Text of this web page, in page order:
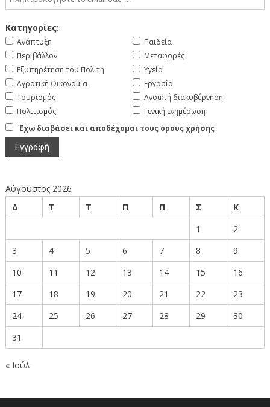
Κατηγορίες:
Ανάπτυξη
Περιβάλλον
Εξυπηρέτηση του Πολίτη
Αγροτική Οικονομία
Τουρισμός
Πολιτισμός
Παιδεία
Μεταφορές
Υγεία
Εργασία
Ανοικτή διακυβέρνηση
Γενική ενημέρωση
Έχω διαβάσει και αποδέχομαι τους όρους χρήσης
Αύγουστος 2026
Δ
Τ Τ Π Π Σ
Κ
1
2
3
4 5 6 7 8
9
10
11 12 13 14 15
16
17
18 19 20 21 22
23
24
25 26 27 28 29
30
31
« Ιούλ